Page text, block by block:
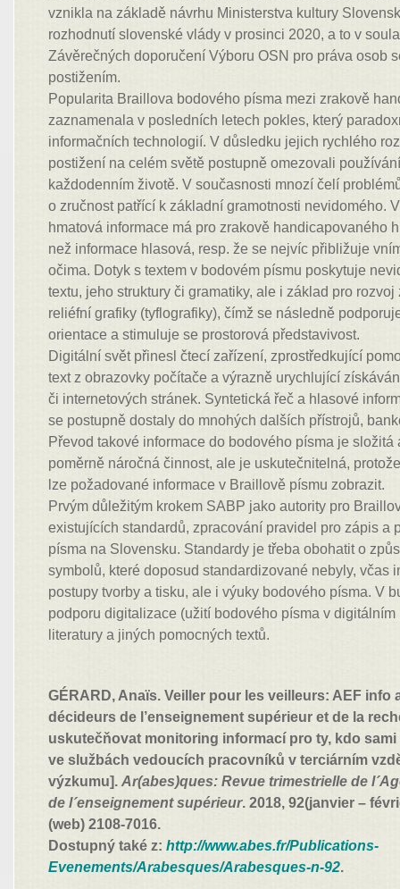
vznikla na základě návrhu Ministerstva kultury
rozhodnutí slovenské vlády v prosinci 2020, a to v
Závěrečných doporučení Výboru OSN pro práva osob
postižením.
Popularita Braillova bodového písma mezi zrakově
zaznamenala v posledních letech pokles, který
informačních technologií. V důsledku jejich rychlého
postižení na celém světě postupně omezovali
každodenním životě. V současnosti mnozí čelí
o zručnost patřící k základní gramotnosti nevidomého.
hmatová informace má pro zrakově handicapovaného
než informace hlasová, resp. že se nejvíc přibližuje
očima. Dotyk s textem v bodovém písmu poskytuje
textu, jeho struktury či gramatiky, ale i základ pro
reliéfní grafiky (tyflografiky), čímž se následně
orientace a stimuluje se prostorová představivost.
Digitální svět přinesl čtecí zařízení, zprostředkující
text z obrazovky počítače a výrazně urychlující
či internetových stránek. Syntetická řeč a hlasové
se postupně dostaly do mnohých dalších přístrojů,
Převod takové informace do bodového písma je složitá
poměrně náročná činnost, ale je uskutečnitelná,
lze požadované informace v Braillově písmu zobrazit.
Prvým důležitým krokem SABP jako autority pro
existujících standardů, zpracování pravidel pro zápis a
písma na Slovensku. Standardy je třeba obohatit o
symbolů, které doposud standardizované nebyly, včas
postupy tvorby a tisku, ale i výuky bodového písma. V
podporu digitalizace (užití bodového písma v digitálním
literatury a jiných pomocných textů.
GÉRARD, Anaïs. Veiller pour les veilleurs: AEF info
décideurs de l’enseignement supérieur et de la
uskutečňovat monitoring informací pro ty, kdo
ve službách vedoucích pracovníků v terciárním
výzkumu].Ar(abes)ques: Revue trimestrielle de
de l´enseignement supérieur. 2018, 92(janvier –
(web) 2108-7016.
Dostupný také z:http://www.abes.fr/Publications-
Evenements/Arabesques/Arabesques-n-92.